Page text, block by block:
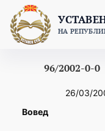
content
НА
96/2002-0-0
26/03/
Вовед